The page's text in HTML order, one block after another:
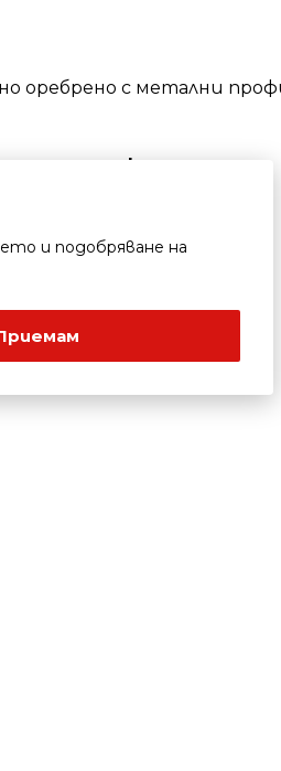
оребрено с метални
защитно покритие.
и подобряване на